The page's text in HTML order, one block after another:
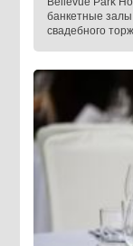
банкетные
свадебного